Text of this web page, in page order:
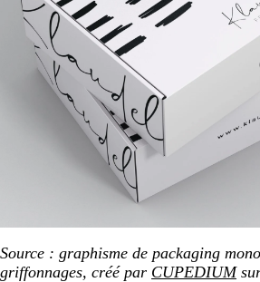
Source : graphisme de packaging
griffonnages, créé par CUPEDIUM